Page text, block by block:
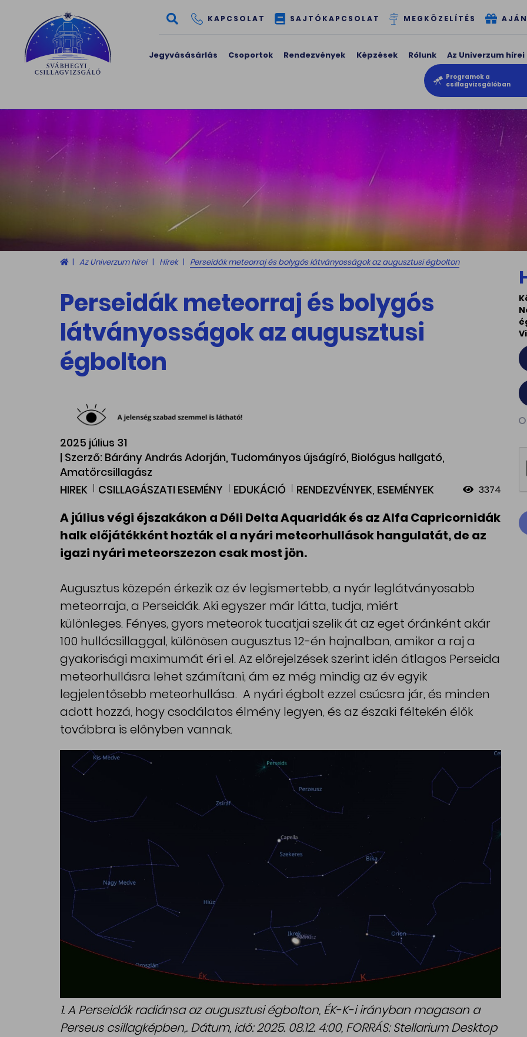
KAPCSOLAT SAJTÓKAPCSOLAT MEGKÖZELÍTÉS
Jegyvásásárlás Csoportok Rendezvények Képzések Rólunk Az Univerzum hírei
Programok a
csillagvizsgálóban
Az Univerzum hírei Hírek Perseidák meteorraj és bolygós látványosságok az augusztusi égbolton
Perseidák meteorraj és bolygós
látványosságok az augusztusi
égbolton
2025 július 31
| Szerző: Bárány András Adorján, Tudományos újságíró, Biológus hallgató,
Amatőrcsillagász
HIREK
CSILLAGÁSZATI ESEMÉNY EDUKÁCIÓ RENDEZVÉNYEK, ESEMÉNYEK 3374
A július végi éjszakákon a Déli Delta Aquaridák és az Alfa Capricornidák
halk előjátékként hozták el a nyári meteorhullások hangulatát, de az
igazi nyári meteorszezon csak most jön.
Augusztus közepén érkezik az év legismertebb, a nyár leglátványosabb
meteorraja, a Perseidák. Aki egyszer már látta, tudja, miért
különleges. Fényes, gyors meteorok tucatjai szelik át az eget óránként akár
100 hullócsillaggal, különösen augusztus 12-én hajnalban, amikor a raj a
gyakorisági maximumát éri el. Az előrejelzések szerint idén átlagos Perseida
meteorhullásra lehet számítani, ám ez még mindig az év egyik
legjelentősebb meteorhullása. A nyári égbolt ezzel csúcsra jár, és minden
adott hozzá, hogy csodálatos élmény legyen, és az északi féltekén élők
továbbra is előnyben vannak.
1. A Perseidák radiánsa az augusztusi égbolton, ÉK-K-i irányban magasan a
Perseus csillagképben,. Dátum, idő: 2025. 08.12. 4:00, FORRÁS: Stellarium Desktop